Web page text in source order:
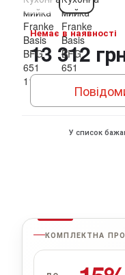
Немає в наявності
13 312
У список
КОМПЛЕКТНА